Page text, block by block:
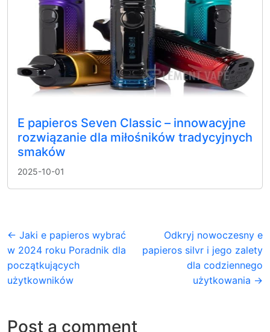
E papieros Seven Classic – innowacyjne
rozwiązanie dla miłośników tradycyjnych
smaków
2025-10-01
← Jaki e papieros wybrać
w 2024 roku Poradnik dla
początkujących
użytkowników
Odkryj nowoczesny e
papieros silvr i jego zalety
dla codziennego
użytkowania →
Post a comment